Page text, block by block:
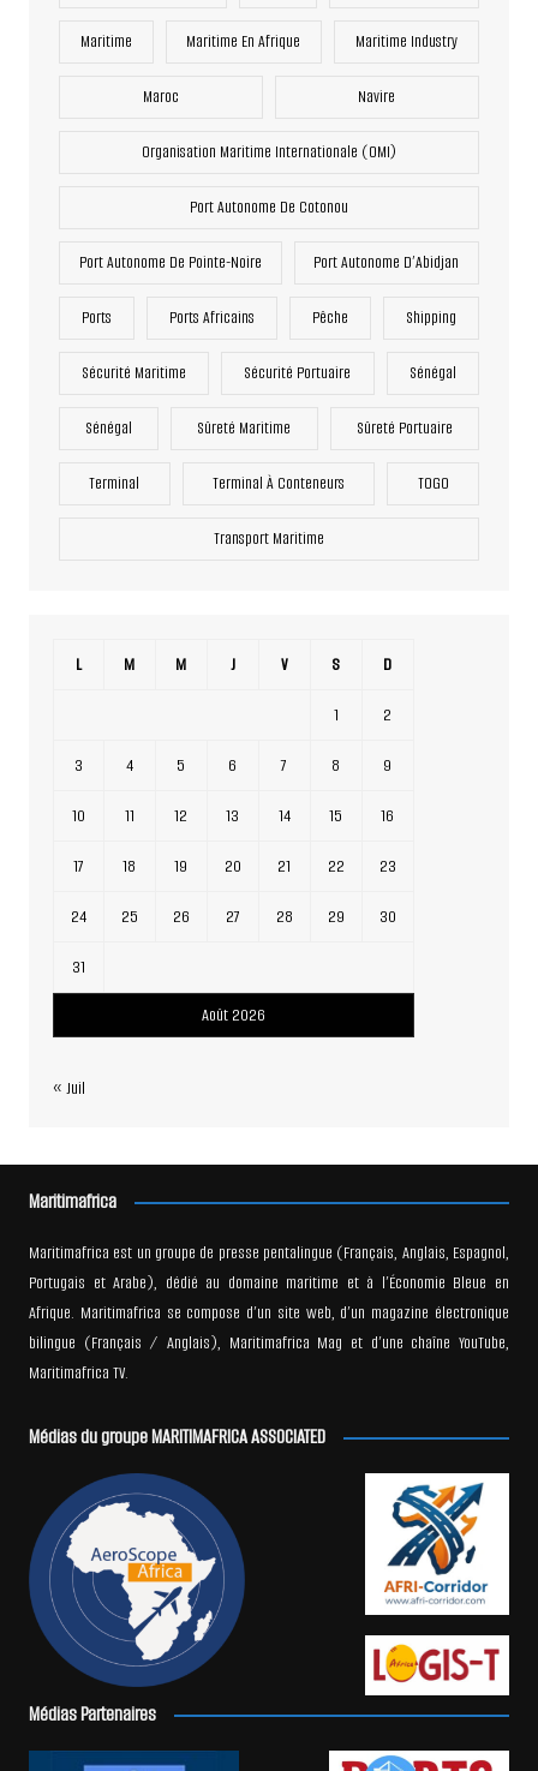
Maritime Maritime En Afrique Maritime Industry
Maroc Navire
Organisation Maritime Internationale (OMI)
Port Autonome De Cotonou
Port Autonome De Pointe-Noire Port Autonome D’Abidjan
Ports Ports Africains Pêche Shipping
Sécurité Maritime Sécurité Portuaire Sénégal
Sénégal Sûreté Maritime Sûreté Portuaire
Terminal Terminal À Conteneurs TOGO
Transport Maritime
Août 2026
L M M J V S D
1 2
3 4 5 6 7 8 9
10 11 12 13 14 15 16
17 18 19 20 21 22 23
24 25 26 27 28 29 30
31
« Juil
Maritimafrica
Maritimafrica est un groupe de presse pentalingue (Français, Anglais, Espagnol,
Portugais et Arabe), dédié au domaine maritime et à l’Économie Bleue en
Afrique. Maritimafrica se compose d’un site web, d’un magazine électronique
bilingue (Français / Anglais), Maritimafrica Mag et d’une chaîne YouTube,
Maritimafrica TV.
Médias du groupe MARITIMAFRICA ASSOCIATED
Médias Partenaires